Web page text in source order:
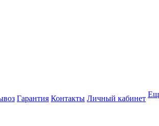
Гарантия Контакты Личный кабинет